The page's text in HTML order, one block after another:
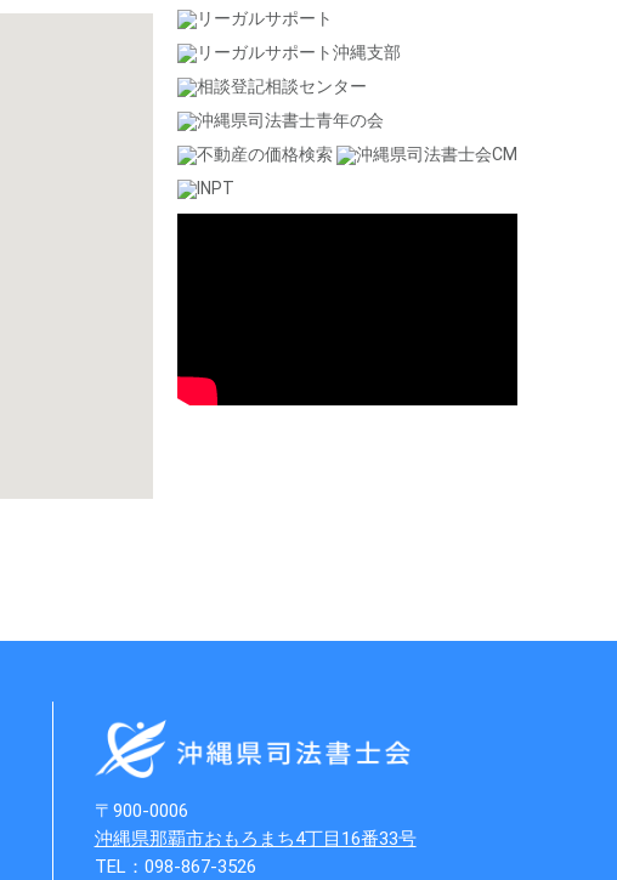
〒900-0006
沖縄県那覇市おもろまち4丁目16番33号
TEL：098-867-3526